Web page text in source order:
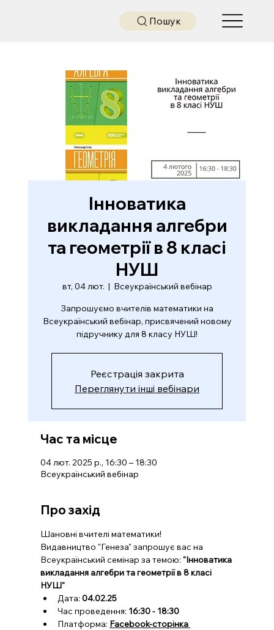
Пошук
Інноватика
викладання алгебри
та геометрії в 8 класі
НУШ
вт, 04 лют.
  |
Всеукраїнський вебінар
Запрошуємо вчителів математики на
Всеукраїнський вебінар, присвячений новому
підручнику для 8 класу НУШ!
Реєстрація закрита
Переглянути інші вебінари
Час та місце
04 лют. 2025 р., 16:30 – 18:30
Всеукраїнський вебінар
Про захід
Шановні вчителі математики!
Видавництво "Генеза" запрошує вас на
Всеукраїнський семінар за темою: "Інноватика
викладання алгебри та геометрії в 8 класі
НУШ"
Дата: 04.02.25
Час проведення: 16:30 - 18:30
Платформа: Facebook-сторінка